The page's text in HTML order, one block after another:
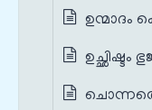
ഉന്മാദം